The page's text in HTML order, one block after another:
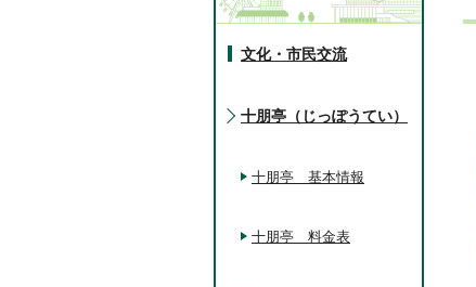
文化・市民交流
十朋亭（じっぽうてい）
十朋亭 基本情報
十朋亭 料金表